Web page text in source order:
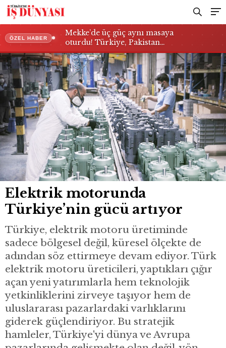
ÖZEL HABER
Mekke’de üç güç aynı masaya
oturdu! Türkiye, Pakistan…
Elektrik motorunda
Türkiye’nin gücü artıyor
Türkiye, elektrik motoru üretiminde
sadece bölgesel değil, küresel ölçekte de
adından söz ettirmeye devam ediyor. Türk
elektrik motoru üreticileri, yaptıkları çığır
açan yeni yatırımlarla hem teknolojik
yetkinliklerini zirveye taşıyor hem de
uluslararası pazarlardaki varlıklarını
giderek güçlendiriyor. Bu stratejik
hamleler, Türkiye'yi dünya ve Avrupa